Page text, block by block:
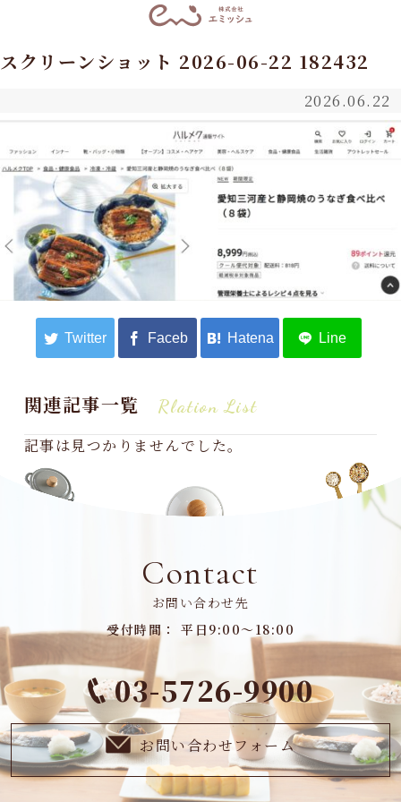
スクリーンショット 2026-06-22 182432
2026.06.22
関連記事一覧 Rlation List
記事は見つかりませんでした。
Contact
お問い合わせ先
受付時間： 平日9:00～18:00
03-5726-9900
お問い合わせフォーム